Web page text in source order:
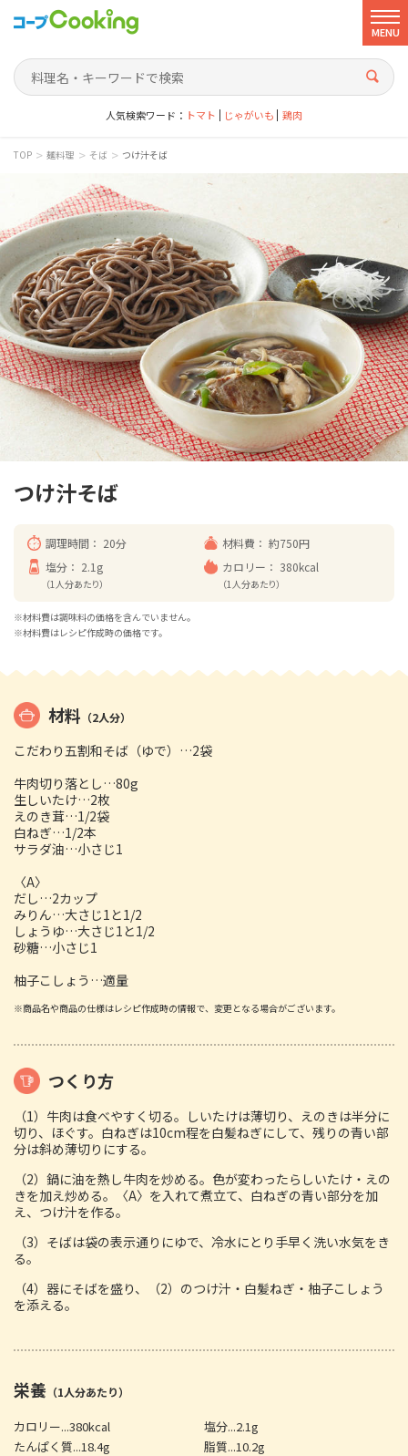
MENU
人気検索ワード： トマト じゃがいも 鶏肉
TOP > 麺料理 > そば > つけ汁そば
つけ汁そば
調理時間： 20分 材料費： 約750円
塩分： 2.1g
（1人分あたり）
カロリー： 380kcal
（1人分あたり）
※材料費は調味料の価格を含んでいません。
※材料費はレシピ作成時の価格です。
材料 （2人分）
こだわり五割和そば（ゆで）…2袋
牛肉切り落とし…80g
生しいたけ…2枚
えのき茸…1/2袋
白ねぎ…1/2本
サラダ油…小さじ1
〈A〉
だし…2カップ
みりん…大さじ1と1/2
しょうゆ…大さじ1と1/2
砂糖…小さじ1
柚子こしょう…適量
※商品名や商品の仕様はレシピ作成時の情報で、変更となる場合がございます。
つくり方
（1）牛肉は食べやすく切る。しいたけは薄切り、えのきは半分に
切り、ほぐす。白ねぎは10cm程を白髪ねぎにして、残りの青い部
分は斜め薄切りにする。
（2）鍋に油を熱し牛肉を炒める。色が変わったらしいたけ・えの
きを加え炒める。〈A〉を入れて煮立て、白ねぎの青い部分を加
え、つけ汁を作る。
（3）そばは袋の表示通りにゆで、冷水にとり手早く洗い水気をき
る。
（4）器にそばを盛り、（2）のつけ汁・白髪ねぎ・柚子こしょう
を添える。
栄養 （1人分あたり）
カロリー...380kcal
塩分...2.1g
たんぱく質...18.4g
脂質...10.2g